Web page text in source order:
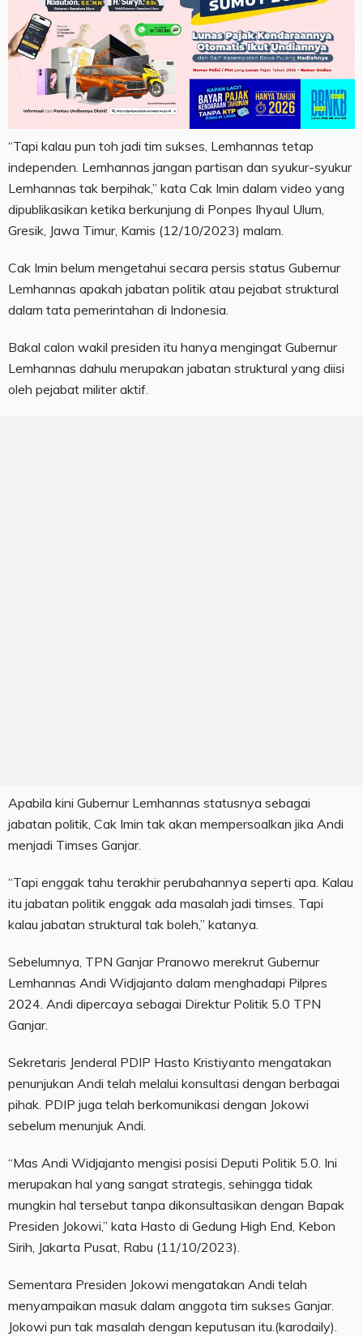
“Tapi kalau pun toh jadi tim sukses, Lemhannas tetap
independen. Lemhannas jangan partisan dan syukur-syukur
Lemhannas tak berpihak,” kata Cak Imin dalam video yang
dipublikasikan ketika berkunjung di Ponpes Ihyaul Ulum,
Gresik, Jawa Timur, Kamis (12/10/2023) malam.
Cak Imin belum mengetahui secara persis status Gubernur
Lemhannas apakah jabatan politik atau pejabat struktural
dalam tata pemerintahan di Indonesia.
Bakal calon wakil presiden itu hanya mengingat Gubernur
Lemhannas dahulu merupakan jabatan struktural yang diisi
oleh pejabat militer aktif.
Apabila kini Gubernur Lemhannas statusnya sebagai
jabatan politik, Cak Imin tak akan mempersoalkan jika Andi
menjadi Timses Ganjar.
“Tapi enggak tahu terakhir perubahannya seperti apa. Kalau
itu jabatan politik enggak ada masalah jadi timses. Tapi
kalau jabatan struktural tak boleh,” katanya.
Sebelumnya, TPN Ganjar Pranowo merekrut Gubernur
Lemhannas Andi Widjajanto dalam menghadapi Pilpres
2024. Andi dipercaya sebagai Direktur Politik 5.0 TPN
Ganjar.
Sekretaris Jenderal PDIP Hasto Kristiyanto mengatakan
penunjukan Andi telah melalui konsultasi dengan berbagai
pihak. PDIP juga telah berkomunikasi dengan Jokowi
sebelum menunjuk Andi.
“Mas Andi Widjajanto mengisi posisi Deputi Politik 5.0. Ini
merupakan hal yang sangat strategis, sehingga tidak
mungkin hal tersebut tanpa dikonsultasikan dengan Bapak
Presiden Jokowi,” kata Hasto di Gedung High End, Kebon
Sirih, Jakarta Pusat, Rabu (11/10/2023).
Sementara Presiden Jokowi mengatakan Andi telah
menyampaikan masuk dalam anggota tim sukses Ganjar.
Jokowi pun tak masalah dengan keputusan itu.(karodaily).